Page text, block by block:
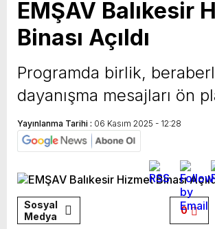
EMŞAV Balıkesir
Binası Açıldı
Programda birlik,
dayanışma mesajları ön
Yayınlanma Tarihi : 06 Kasım 2025 - 12:28
Sosyal
Medya
0